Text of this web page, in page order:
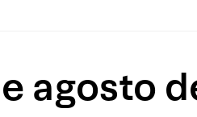
agosto